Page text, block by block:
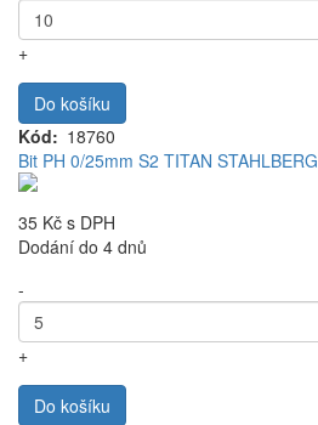
+
Do košíku
Kód
18760
Bit PH 0/25mm S2 TITAN STAHLBERG
35 Kč s DPH
Dodání do 4 dnů
-
+
Do košíku